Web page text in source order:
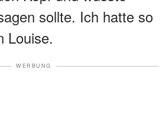
sollte. Ich hatte so
Louise.
WERBUNG